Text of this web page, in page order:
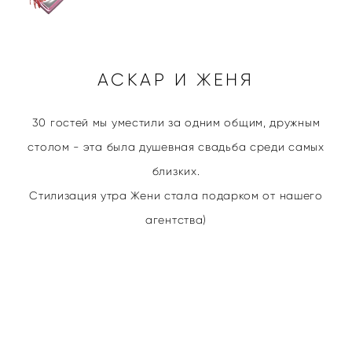
АСКАР И ЖЕНЯ
30 гостей мы уместили за одним общим, дружным
столом - эта была душевная свадьба среди самых
близких.
Стилизация утра Жени стала подарком от нашего
агентства)